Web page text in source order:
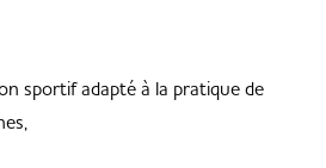
sportif adapté à la pratique de